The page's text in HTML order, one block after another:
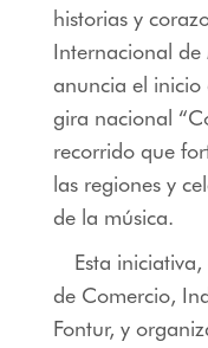
historias y
Internacional de
anuncia el inicio
gira nacional
recorrido que
las regiones y
de la música.
Esta
de Comercio,
Fontur, y